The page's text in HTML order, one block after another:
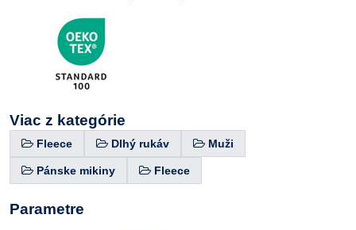
Viac z kategórie
Fleece Dlhý rukáv Muži
Pánske mikiny Fleece
Parametre